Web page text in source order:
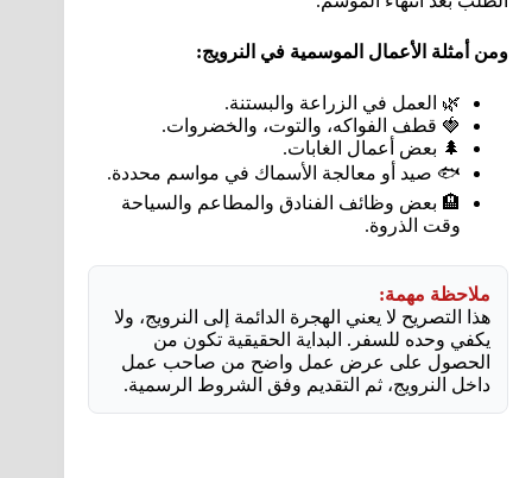
ومن أمثلة الأعمال الموسمية في النرويج:
🌿 العمل في الزراعة والبستنة.
🍓 قطف الفواكه، والتوت، والخضروات.
🌲 بعض أعمال الغابات.
🐟 صيد أو معالجة الأسماك في مواسم محددة.
🏨 بعض وظائف الفنادق والمطاعم والسياحة
وقت الذروة.
ملاحظة مهمة:
هذا التصريح لا يعني الهجرة الدائمة إلى النرويج، ولا
يكفي وحده للسفر. البداية الحقيقية تكون من
الحصول على عرض عمل واضح من صاحب عمل
داخل النرويج، ثم التقديم وفق الشروط الرسمية.